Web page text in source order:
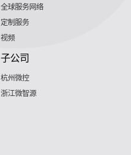
全球服务网络
定制服务
视频
子公司
杭州微控
浙江微智源